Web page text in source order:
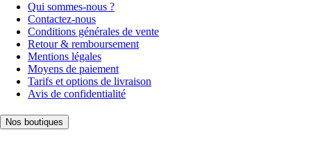
Qui sommes-nous ?
Contactez-nous
Conditions générales de vente
Retour & remboursement
Mentions légales
Moyens de paiement
Tarifs et options de livraison
Avis de confidentialité
Nos boutiques